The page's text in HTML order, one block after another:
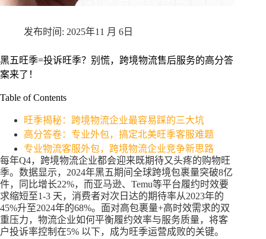
2025年11 月 6日
黑五旺季=投诉旺季？别慌，跨境物流售后服务的高分答
案来了！
Table of Contents
旺季揭秘：跨境物流企业最容易踩的三大坑
高分答卷：专业外包，搞定北美旺季客服难题
专业物流客服外包，跨境物流企业竞争新思路
每年Q4，跨境物流企业都会迎来既期待又头疼的购物旺
季。数据显示，2024年黑五期间全球跨境包裹量突破8亿
件，同比增长22%，而亚马逊、Temu等平台履约时效要
求缩短至1-3 天，消费者对次日达的期待率从2023年的
45%升至2024年的68%。面对高包裹量+高时效需求的双
重压力，物流企业如何平衡履约效率与服务质量，将客
户投诉率控制在5% 以下，成为旺季运营成败的关键。